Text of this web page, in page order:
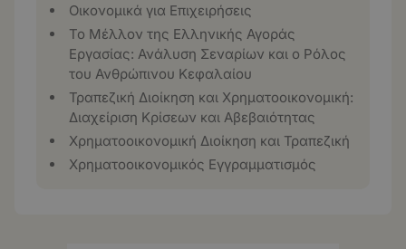
Οικονομικά για Επιχειρήσεις
Το Μέλλον της Ελληνικής Αγοράς
Εργασίας: Ανάλυση Σεναρίων και ο Ρόλος
του Ανθρώπινου Κεφαλαίου
Τραπεζική Διοίκηση και Χρηματοοικονομική:
Διαχείριση Κρίσεων και Αβεβαιότητας
Χρηματοοικονομική Διοίκηση και Τραπεζική
Χρηματοοικονομικός Εγγραμματισμός